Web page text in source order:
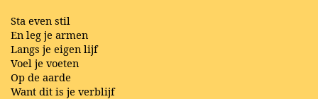
Sta even stil
En leg je armen
Langs je eigen lijf
Voel je voeten
Op de aarde
Want dit is je verblijf